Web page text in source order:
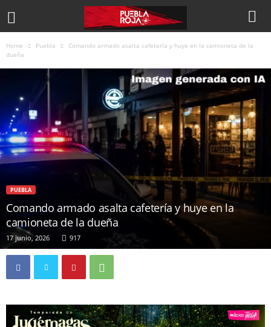
Home Puebla
Comando armado asalta cafetería y huye en la camioneta de la
dueña
PUEBLA
Comando armado asalta cafetería y huye en la
camioneta de la dueña
17 junio, 2026 917